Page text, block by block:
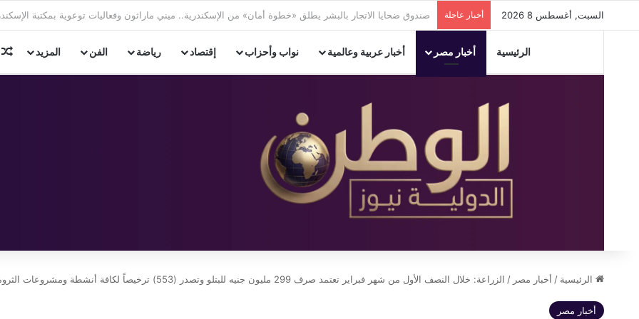
السبت, أغسطس 8 2026 أخبار عاجلة إيقاف أعمال ترميم مخالفة وغلق وتشميع محل تحت الإنشاء بشارع فؤاد في الإسكندرية
الرئيسية أخبار مصر أخبار عربية وعالمية نواب وأحزاب إقتصاد رياضة الفن المزيد
الرئيسية / أخبار مصر / الزراعة: خلال النصف الأول من شهر فبراير تعتمد صرف 299 مليون جنيه للبتلو وتصدر (553) ترخيصاً لكافة أنشطة ومشروعات الثروة الحيوانية والداجنة والعلفية
أخبار مصر